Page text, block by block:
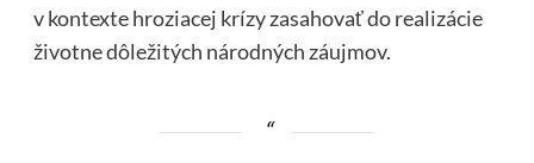
v kontexte hroziacej krízy zasahovať do realizácie
životne dôležitých národných záujmov.